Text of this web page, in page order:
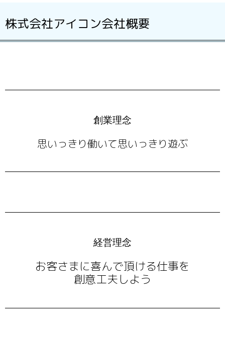
株式会社アイコン会社概要
創業理念
思いっきり働いて思いっきり遊ぶ
経営理念
お客さまに喜んで頂ける仕事を
創意工夫しよう